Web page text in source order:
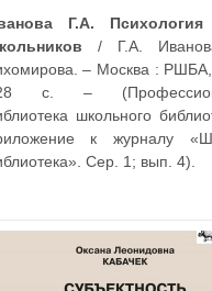
Г.А. Психология
/ Г.А.
– Москва :
с. –
школьного
к журналу
Сер. 1; вып. 4).